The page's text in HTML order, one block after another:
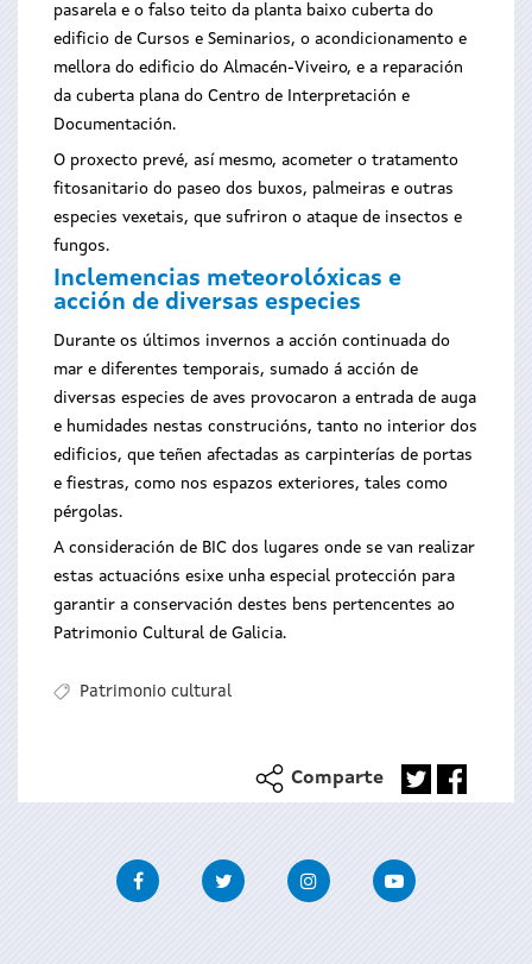
pasarela e o falso teito da planta baixo cuberta do
edificio de Cursos e Seminarios, o acondicionamento e
mellora do edificio do Almacén-Viveiro, e a reparación
da cuberta plana do Centro de Interpretación e
Documentación.
O proxecto prevé, así mesmo, acometer o tratamento
fitosanitario do paseo dos buxos, palmeiras e outras
especies vexetais, que sufriron o ataque de insectos e
fungos.
Inclemencias meteorolóxicas e
acción de diversas especies
Durante os últimos invernos a acción continuada do
mar e diferentes temporais, sumado á acción de
diversas especies de aves provocaron a entrada de auga
e humidades nestas construcións, tanto no interior dos
edificios, que teñen afectadas as carpinterías de portas
e fiestras, como nos espazos exteriores, tales como
pérgolas.
A consideración de BIC dos lugares onde se van realizar
estas actuacións esixe unha especial protección para
garantir a conservación destes bens pertencentes ao
Patrimonio Cultural de Galicia.
Patrimonio cultural
Comparte
FacebookTwitter InstagramYoutube